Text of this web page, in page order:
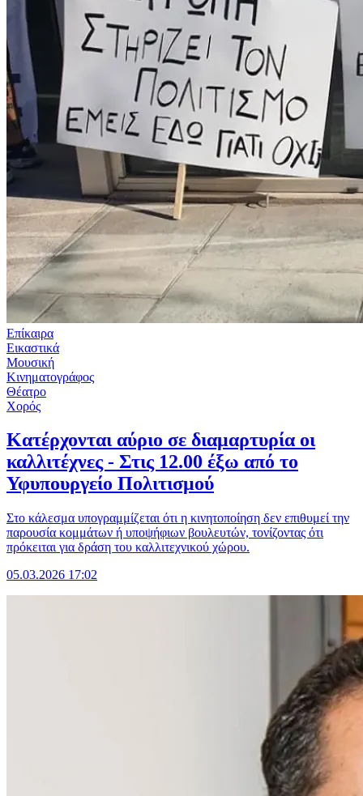
Επίκαιρα
Εικαστικά
Μουσική
Κινηματογράφος
Θέατρο
Χορός
Κατέρχονται αύριο σε διαμαρτυρία οι
καλλιτέχνες - Στις 12.00 έξω από το
Υφυπουργείο Πολιτισμού
Στο κάλεσμα υπογραμμίζεται ότι η κινητοποίηση δεν επιθυμεί την
παρουσία κομμάτων ή υποψήφιων βουλευτών, τονίζοντας ότι
πρόκειται για δράση του καλλιτεχνικού χώρου.
05.03.2026 17:02